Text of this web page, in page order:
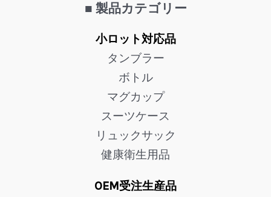
■ 製品カテゴリー
小ロット対応品
タンブラー
ボトル
マグカップ
スーツケース
リュックサック
健康衛生用品
OEM受注生産品